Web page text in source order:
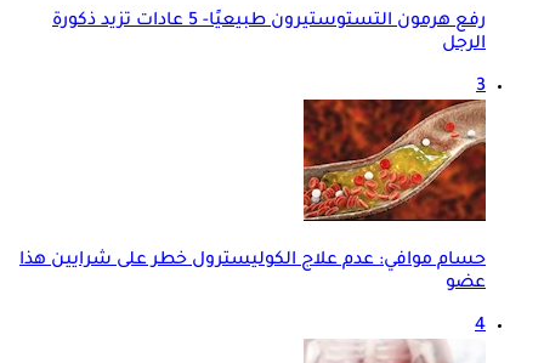
رفع هرمون التستوستيرون طبيعيًا- 5 عادات تزيد ذكورة
الرجل
3
حسام موافي: عدم علاج الكوليسترول خطر على شرايين هذا
عضو
4